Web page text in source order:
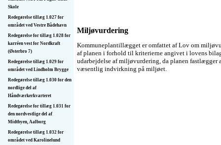
Skole
Redegørelse tillæg 1.027 for
området ved Vestre Bådehavn
Redegørelse for tillæg 1.028 for
karréen vest for Nordkraft
(Østerbro 7)
Redegørelse tillæg 1.029 for
området ved Lindholm Brygge
Redegørelse tillæg 1.030 for den
nordlige del af
Håndværkerkvarteret
Redegørelse for tillæg 1.031 for
den nordvestlige del af
Midtbyen, Aalborg
Redegørelse tillæg 1.032 for
området ved Karolinelund
Miljøvurdering
Kommuneplantillægget er omfattet af Lov om
af planen i forhold til kriterierne angivet i lovens
udarbejdelse af miljøvurdering, da planen fastlægger
væsentlig indvirkning på miljøet.